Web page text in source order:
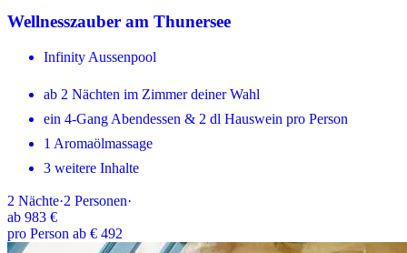
Wellnesszauber am Thunersee
Infinity Aussenpool
ab 2 Nächten im Zimmer deiner Wahl
ein 4-Gang Abendessen & 2 dl Hauswein pro Person
1 Aromaölmassage
3 weitere Inhalte
2 Nächte·2 Personen·
ab 983 €
pro Person ab € 492